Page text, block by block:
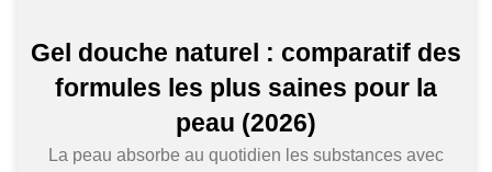
Gel douche naturel : comparatif des
formules les plus saines pour la
peau (2026)
La peau absorbe au quotidien les substances avec